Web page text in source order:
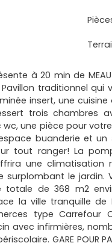
à 20 min de MEAUX.
traditionnel qui
insert, une
trois chambres
une pièce pour
buanderie et
tout ranger! La
une climatisation
surplombant le jardin.
totale de 368 m2
la ville tranquille de
type Carrefour
avec infirmières,
GARE POUR